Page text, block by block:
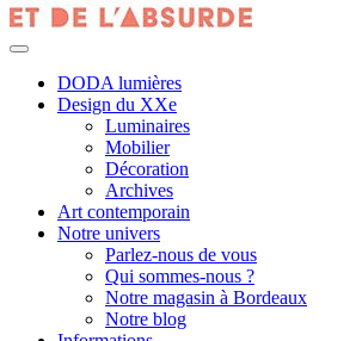
DODA lumières
Design du XXe
Luminaires
Mobilier
Décoration
Archives
Art contemporain
Notre univers
Parlez-nous de vous
Qui sommes-nous ?
Notre magasin à Bordeaux
Notre blog